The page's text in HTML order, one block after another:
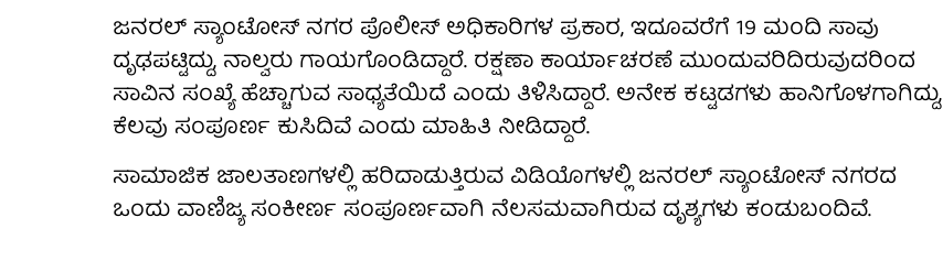
ಜನರಲ್ ಸ್ಯಾಂಟೋಸ್ ನಗರ ಪೊಲೀಸ್ ಅಧಿಕಾರಿಗಳ ಪ್ರಕಾರ, ಇದೂವರೆಗೆ 19 ಮಂದಿ ಸಾವು
ದೃಢಪಟ್ಟಿದ್ದು, ನಾಲ್ವರು ಗಾಯಗೊಂಡಿದ್ದಾರೆ. ರಕ್ಷಣಾ ಕಾರ್ಯಾಚರಣೆ ಮುಂದುವರಿದಿರುವುದರಿಂದ
ಸಾವಿನ ಸಂಖ್ಯೆ ಹೆಚ್ಚಾಗುವ ಸಾಧ್ಯತೆಯಿದೆ ಎಂದು ತಿಳಿಸಿದ್ದಾರೆ. ಅನೇಕ ಕಟ್ಟಡಗಳು ಹಾನಿಗೊಳಗಾಗಿದ್ದು,
ಕೆಲವು ಸಂಪೂರ್ಣ ಕುಸಿದಿವೆ ಎಂದು ಮಾಹಿತಿ ನೀಡಿದ್ದಾರೆ.
ಸಾಮಾಜಿಕ ಜಾಲತಾಣಗಳಲ್ಲಿ ಹರಿದಾಡುತ್ತಿರುವ ವಿಡಿಯೊಗಳಲ್ಲಿ ಜನರಲ್ ಸ್ಯಾಂಟೋಸ್ ನಗರದ
ಒಂದು ವಾಣಿಜ್ಯ ಸಂಕೀರ್ಣ ಸಂಪೂರ್ಣವಾಗಿ ನೆಲಸಮವಾಗಿರುವ ದೃಶ್ಯಗಳು ಕಂಡುಬಂದಿವೆ.